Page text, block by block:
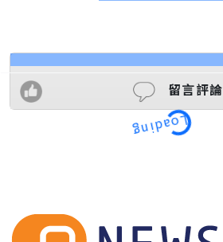
留言評論
Loading